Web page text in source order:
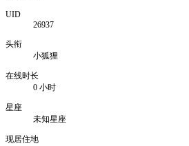
UID
26937
头衔
小狐狸
在线时长
0 小时
星座
未知星座
现居住地